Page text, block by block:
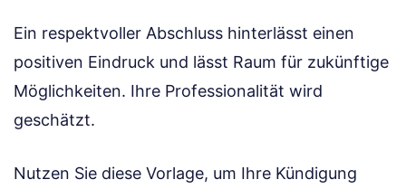
Ein respektvoller Abschluss hinterlässt einen
positiven Eindruck und lässt Raum für zukünftige
Möglichkeiten. Ihre Professionalität wird
geschätzt.
Nutzen Sie diese Vorlage, um Ihre Kündigung